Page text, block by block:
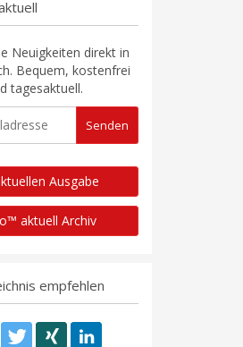
Neuigkeiten direkt in
Bequem, kostenfrei
tagesaktuell.
Ausgabe
aktuell Archiv
empfehlen